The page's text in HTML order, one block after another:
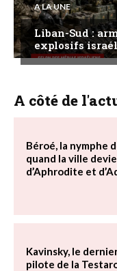
A LA UNE
Liban-Sud :
explosifs
A côté de
Béroé, la nymphe
quand la ville
d’Aphrodite et
Kavinsky, le
pilote de la